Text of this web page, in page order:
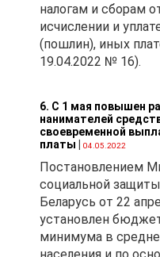
налогам и сборам
исчислении и
(пошлин), иных
19.04.2022 № 16).
6. С 1 мая повышен
нанимателей
своевременной
платы
04.05.2022
Постановлением
социальной
Беларусь от 22
установлен
минимума в